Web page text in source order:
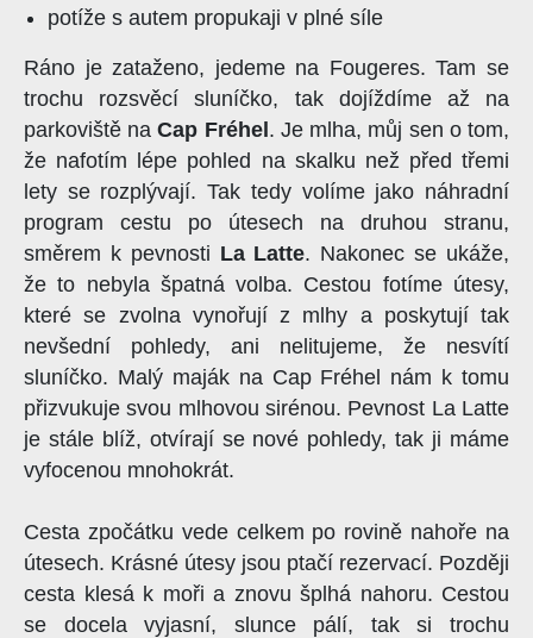
potíže s autem propukaji v plné síle
Ráno je zataženo, jedeme na Fougeres. Tam se
trochu rozsvěcí sluníčko, tak dojíždíme až na
parkoviště naCap Fréhel. Je mlha, můj sen o tom,
že nafotím lépe pohled na skalku než před třemi
lety se rozplývají. Tak tedy volíme jako náhradní
program cestu po útesech na druhou stranu,
směrem k pevnosti La Latte. Nakonec se ukáže,
že to nebyla špatná volba. Cestou fotíme útesy,
které se zvolna vynořují z mlhy a poskytují tak
nevšední pohledy, ani nelitujeme, že nesvítí
sluníčko. Malý maják na Cap Fréhel nám k tomu
přizvukuje svou mlhovou sirénou. Pevnost La Latte
je stále blíž, otvírají se nové pohledy, tak ji máme
vyfocenou mnohokrát.
Cesta zpočátku vede celkem po rovině nahoře na
útesech. Krásné útesy jsou ptačí rezervací. Později
cesta klesá k moři a znovu šplhá nahoru. Cestou
se docela vyjasní, slunce pálí, tak si trochu